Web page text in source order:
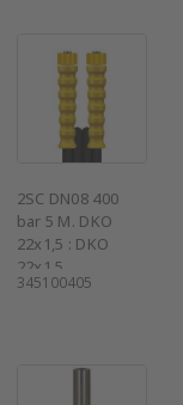
2SC DN08 400
bar 5 M. DKO
22x1,5 : DKO
22x1,5
345100405